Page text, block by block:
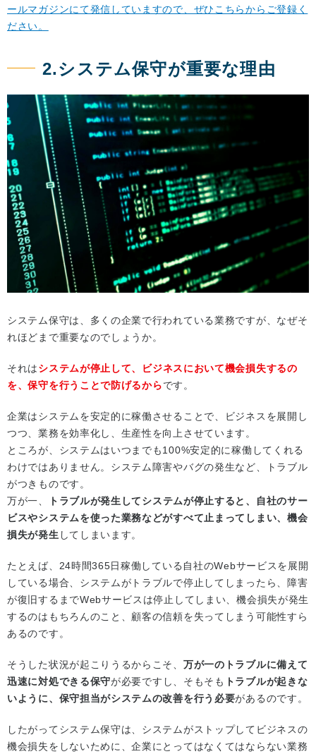
ールマガジンにて発信していますので、ぜひこちらからご登録く
ださい。
2.システム保守が重要な理由
システム保守は、多くの企業で行われている業務ですが、なぜそ
れほどまで重要なのでしょうか。
それはシステムが停止して、ビジネスにおいて機会損失するの
を、保守を行うことで防げるからです。
企業はシステムを安定的に稼働させることで、ビジネスを展開し
つつ、業務を効率化し、生産性を向上させています。
ところが、システムはいつまでも100%安定的に稼働してくれる
わけではありません。システム障害やバグの発生など、トラブル
がつきものです。
万が一、
トラブルが発生してシステムが停止すると、自社のサー
ビスやシステムを使った業務などがすべて止まってしまい、機会
損失が発生 してしまいます。
たとえば、24時間365日稼働している自社のWebサービスを展開
している場合、システムがトラブルで停止してしまったら、障害
が復旧するまでWebサービスは停止してしまい、機会損失が発生
するのはもちろんのこと、顧客の信頼を失ってしまう可能性すら
あるのです。
そうした状況が起こりうるからこそ、 万が一のトラブルに備えて
迅速に対処できる保守が必要ですし、そもそも トラブルが起きな
いように、保守担当がシステムの改善を行う必要があるのです。
したがってシステム保守は、システムがストップしてビジネスの
機会損失をしないために、企業にとってはなくてはならない業務